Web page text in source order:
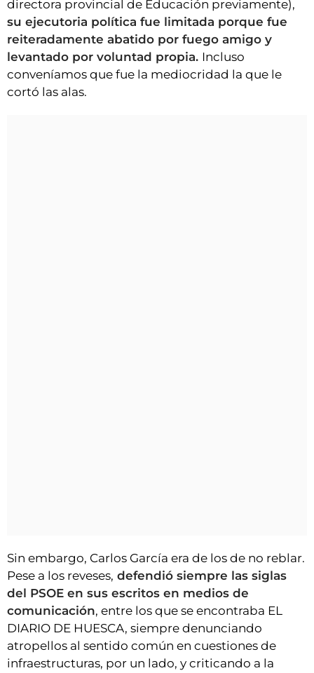
directora provincial de Educación previamente),
su ejecutoria política fue limitada porque fue
reiteradamente abatido por fuego amigo y
levantado por voluntad propia. Incluso
conveníamos que fue la mediocridad la que le
cortó las alas.
Sin embargo, Carlos García era de los de no reblar.
Pese a los reveses, defendió siempre las siglas
del PSOE en sus escritos en medios de
comunicación, entre los que se encontraba EL
DIARIO DE HUESCA, siempre denunciando
atropellos al sentido común en cuestiones de
infraestructuras, por un lado, y criticando a la